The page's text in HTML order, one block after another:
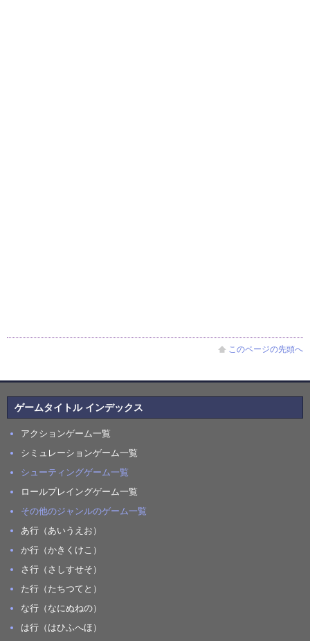
このページの先頭へ
ゲームタイトル インデックス
アクションゲーム一覧
シミュレーションゲーム一覧
シューティングゲーム一覧
ロールプレイングゲーム一覧
その他のジャンルのゲーム一覧
あ行（あいうえお）
か行（かきくけこ）
さ行（さしすせそ）
た行（たちつてと）
な行（なにぬねの）
は行（はひふへほ）